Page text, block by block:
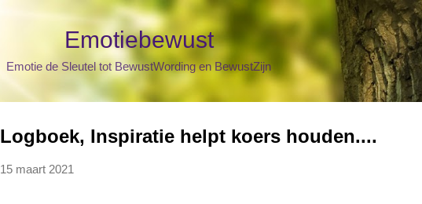
Doorgaan naar hoofdcontent
Emotiebewust
Emotie de Sleutel tot BewustWording en BewustZijn
Logboek, Inspiratie helpt koers houden....
15 maart 2021